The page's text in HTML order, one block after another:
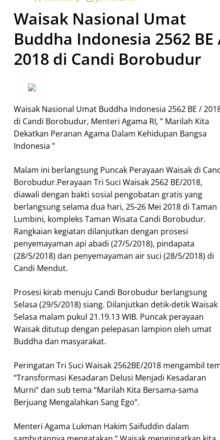
Waisak Nasional Umat
Buddha Indonesia 2562 BE
2018 di Candi Borobudur
Waisak Nasional Umat Buddha Indonesia 2562 BE /
di Candi Borobudur, Menteri Agama RI, ” Marilah Kita
Dekatkan Peranan Agama Dalam Kehidupan Bangsa
Indonesia ”
Malam ini berlangsung Puncak Perayaan Waisak di
Borobudur.Perayaan Tri Suci Waisak 2562 BE/2018,
diawali dengan bakti sosial pengobatan gratis yang
berlangsung selama dua hari, 25-26 Mei 2018 di Taman
Lumbini, kompleks Taman Wisata Candi Borobudur.
Rangkaian kegiatan dilanjutkan dengan prosesi
penyemayaman api abadi (27/5/2018), pindapata
(28/5/2018) dan penyemayaman air suci (28/5/2018) di
Candi Mendut.
Prosesi kirab menuju Candi Borobudur berlangsung
Selasa (29/5/2018) siang. Dilanjutkan detik-detik Waisak
Selasa malam pukul 21.19.13 WIB. Puncak perayaan
Waisak ditutup dengan pelepasan lampion oleh umat
Buddha dan masyarakat.
Peringatan Tri Suci Waisak 2562BE/2018 mengambil
“Transformasi Kesadaran Delusi Menjadi Kesadaran
Murni” dan sub tema “Marilah Kita Bersama-sama
Berjuang Mengalahkan Sang Ego”.
Menteri Agama Lukman Hakim Saifuddin dalam